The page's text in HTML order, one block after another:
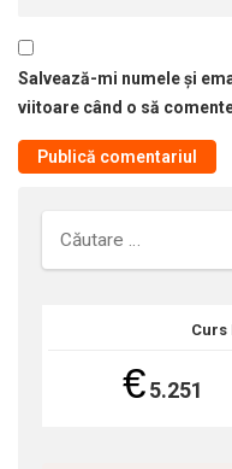
Salvează-mi numele și
viitoare când o să
Curs
€5.251